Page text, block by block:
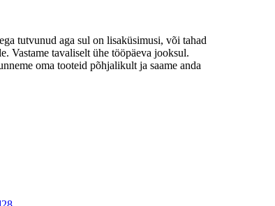
tutvunud aga sul on lisaküsimusi, või tahad
Vastame tavaliselt ühe tööpäeva jooksul.
oma tooteid põhjalikult ja saame anda